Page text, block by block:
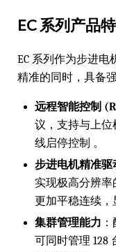
EC 系列产品
EC 系列作为步进电
精准的同时，具备
远程智能控制
议，支持与上
线启停控制 。
步进电机精准驱
实现极高分辨
更加平稳连续，
集群管理能力
可同时管理 128